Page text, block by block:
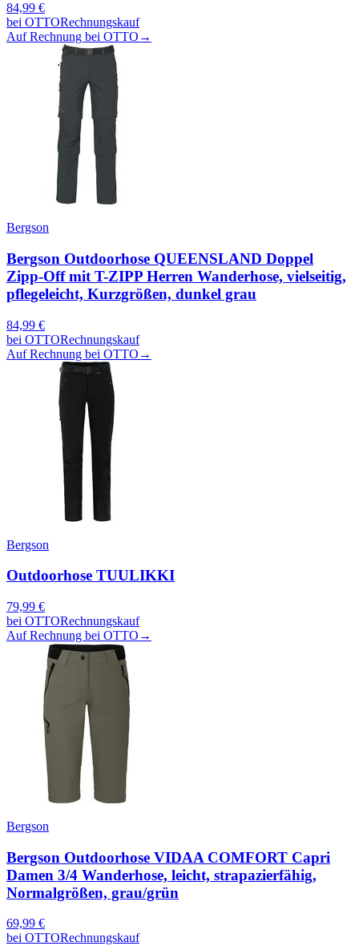
84,99 €
bei OTTORechnungskauf
Auf Rechnung bei OTTO →
Bergson
Bergson Outdoorhose QUEENSLAND Doppel
Zipp-Off mit T-ZIPP Herren Wanderhose, vielseitig,
pflegeleicht, Kurzgrößen, dunkel grau
84,99 €
bei OTTORechnungskauf
Auf Rechnung bei OTTO →
Bergson
Outdoorhose TUULIKKI
79,99 €
bei OTTORechnungskauf
Auf Rechnung bei OTTO →
Bergson
Bergson Outdoorhose VIDAA COMFORT Capri
Damen 3/4 Wanderhose, leicht, strapazierfähig,
Normalgrößen, grau/grün
69,99 €
bei OTTORechnungskauf